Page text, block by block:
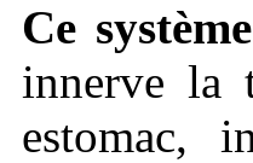
Ce
innerve la
estomac,